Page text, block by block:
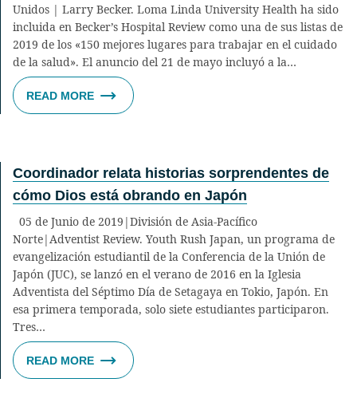
Unidos | Larry Becker. Loma Linda University Health ha sido
incluida en Becker’s Hospital Review como una de sus listas de
2019 de los «150 mejores lugares para trabajar en el cuidado
de la salud». El anuncio del 21 de mayo incluyó a la…
READ MORE
Coordinador relata historias sorprendentes de
cómo Dios está obrando en Japón
05 de Junio de 2019|División de Asia-Pacífico
Norte|Adventist Review. Youth Rush Japan, un programa de
evangelización estudiantil de la Conferencia de la Unión de
Japón (JUC), se lanzó en el verano de 2016 en la Iglesia
Adventista del Séptimo Día de Setagaya en Tokio, Japón. En
esa primera temporada, solo siete estudiantes participaron.
Tres…
READ MORE